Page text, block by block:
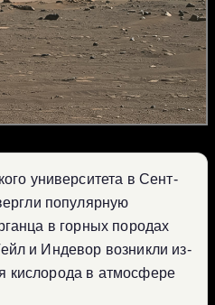
университета в Сент-
популярную
в горных породах
и Индевор возникли из-
кислорода в атмосфере